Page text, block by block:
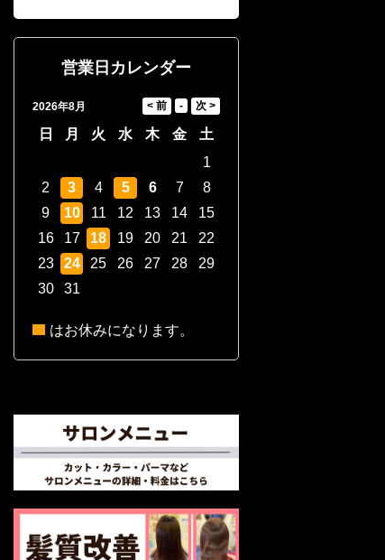
営業日カレンダー
2026年8月
日 月 火 水 木 金
土
1
2
3 4 5 6 7
8
9
10 11 12 13 14
15
16
17 18 19 20 21
22
23
24 25 26 27 28
29
30
31
はお休みになります。